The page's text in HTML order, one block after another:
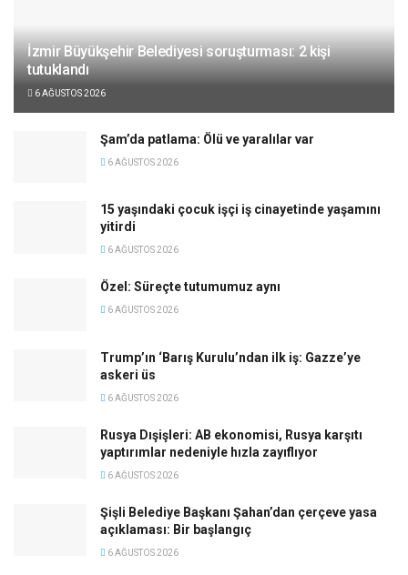
İzmir Büyükşehir Belediyesi soruşturması: 2 kişi
tutuklandı
6 AĞUSTOS 2026
Şam’da patlama: Ölü ve yaralılar var
6 AĞUSTOS 2026
15 yaşındaki çocuk işçi iş cinayetinde yaşamını
yitirdi
6 AĞUSTOS 2026
Özel: Süreçte tutumumuz aynı
6 AĞUSTOS 2026
Trump’ın ‘Barış Kurulu’ndan ilk iş: Gazze’ye
askeri üs
6 AĞUSTOS 2026
Rusya Dışişleri: AB ekonomisi, Rusya karşıtı
yaptırımlar nedeniyle hızla zayıflıyor
6 AĞUSTOS 2026
Şişli Belediye Başkanı Şahan’dan çerçeve yasa
açıklaması: Bir başlangıç
6 AĞUSTOS 2026